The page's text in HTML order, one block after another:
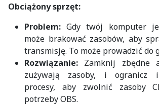
Obciążony sprzęt:
Problem: Gdy twój komputer
może brakować zasobów, aby
transmisję. To może prowadzić do
Rozwiązanie: Zamknij zbędne
zużywają zasoby, i ogranicz
procesy, aby zwolnić zasoby
potrzeby OBS.